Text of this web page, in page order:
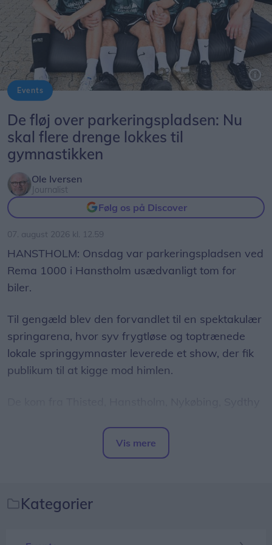
måske får færre afgange, skriver mediet.
Events
De fløj over parkeringspladsen: Nu
skal flere drenge lokkes til
gymnastikken
Ole Iversen
Journalist
Følg os på Discover
07. august 2026 kl. 12.59
HANSTHOLM: Onsdag var parkeringspladsen ved
Rema 1000 i Hanstholm usædvanligt tom for
biler.
Til gengæld blev den forvandlet til en spektakulær
springarena, hvor syv frygtløse og toptrænede
lokale springgymnaster leverede et show, der fik
publikum til at kigge mod himlen.
Vis mere
Kategorier